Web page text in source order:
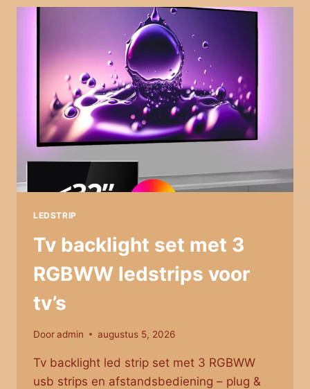
/
ADAPTER
VOOR
STRIPS
LEDSTRIP
Tv backlight set met 3
RGBWW ledstrips voor
tv’s
Dooradmin augustus 5, 2026
Tv backlight led strip set met 3 RGBWW
usb strips en afstandsbediening – plug &